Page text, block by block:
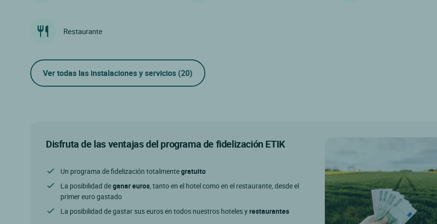
Restaurante
Ver todas las instalaciones y servicios (20)
Disfruta de las ventajas del programa de fidelización ETIK
Un programa de fidelización totalmentegratuito
La posibilidad deganar euros, tanto en el hotel como en el restaurante, desde el
primer euro gastado
La posibilidad de gastar sus euros en todos nuestros hoteles yrestaurantes